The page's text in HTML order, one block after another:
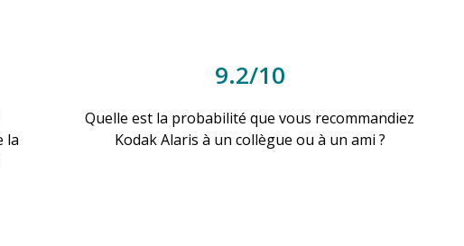
la
9.2/10
Quelle est la probabilité que vous recommandiez
Kodak Alaris à un collègue ou à un ami ?